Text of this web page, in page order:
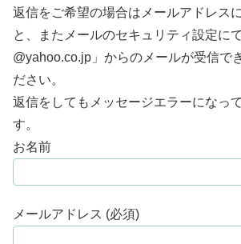
返信をご希望の場合はメールアドレス
と、またメールのセキュリティ設定に
@yahoo.co.jp」からのメールが受信で
ださい。
返信をしてもメッセージエラーになっ
す。
お名前
メールアドレス (必須)